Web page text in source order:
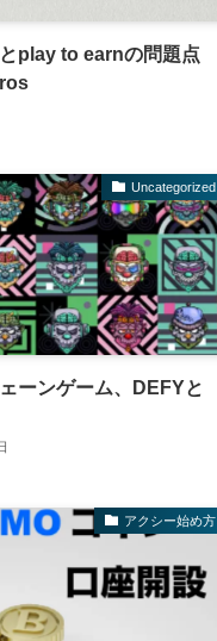
play to earnの問題点
Uncategorized
ーンゲーム、DEFYと
アクシー始め方